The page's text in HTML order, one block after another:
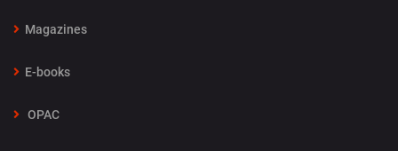
Magazines
E-books
OPAC